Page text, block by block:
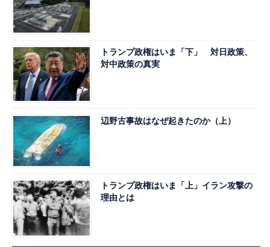
トランプ政権はいま「下」 対日政策、
対中政策の真実
辺野古事故はなぜ起きたのか（上）
トランプ政権はいま「上」イラン攻撃の
理由とは